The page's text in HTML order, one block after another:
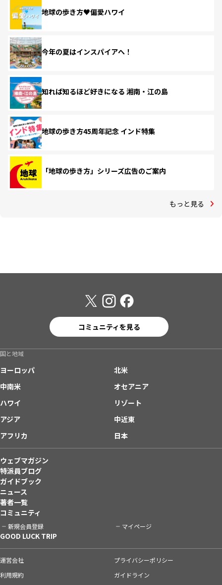
地球の歩き方♥偏愛ハワイ
今年の夏はインスパイアへ！
知れば知るほど好きになる 湘南・江の島
地球の歩き方45周年記念 インド特集
「地球の歩き方」シリーズ広告のご案内
もっと見る
コミュニティを見る
国と地域
ヨーロッパ
北米
中南米
オセアニア
ハワイ
リゾート
アジア
中近東
アフリカ
日本
ウェブマガジン
特派員ブログ
ガイドブック
ニュース
著者一覧
コミュニティ
新規会員登録 マイページ
GOOD LUCK TRIP
運営会社
プライバシーポリシー
利用規約
ガイドライン